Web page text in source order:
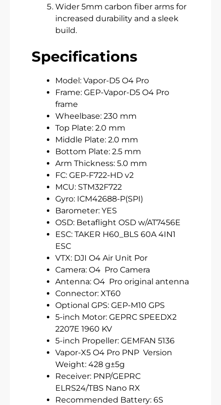
Wider 5mm carbon fiber arms for
increased durability and a sleek
build.
Specifications
Model: Vapor-D5 O4 Pro
Frame: GEP-Vapor-D5 O4 Pro
frame
Wheelbase: 230 mm
Top Plate: 2.0 mm
Middle Plate: 2.0 mm
Bottom Plate: 2.5 mm
Arm Thickness: 5.0 mm
FC: GEP-F722-HD v2
MCU: STM32F722
Gyro: ICM42688-P(SPI)
Barometer: YES
OSD: Betaflight OSD w/AT7456E
ESC: TAKER H60_BLS 60A 4IN1
ESC
VTX: DJI O4 Air Unit Por
Camera: O4 Pro Camera
Antenna: O4 Pro original antenna
Connector: XT60
Optional GPS: GEP-M10 GPS
5-inch Motor: GEPRC SPEEDX2
2207E 1960 KV
5-inch Propeller: GEMFAN 5136
Vapor-X5 O4 Pro PNP Version
Weight: 428 g±5g
Receiver: PNP/GEPRC
ELRS24/TBS Nano RX
Recommended Battery: 6S